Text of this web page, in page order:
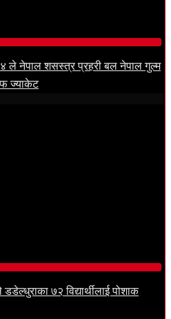
४ ले नेपाल शसस्त्र प्रहरी बल नेपाल गुल्म
ज्याकेट
७२ विद्यार्थीलाई पोशाक